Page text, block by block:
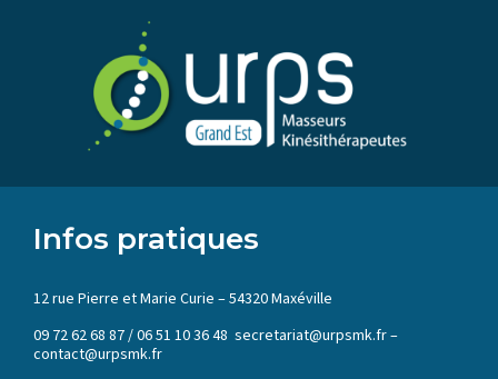
Infos pratiques
12 rue Pierre et Marie Curie – 54320 Maxéville
09 72 62 68 87 / 06 51 10 36 48 secretariat@urpsmk.fr –
contact@urpsmk.fr